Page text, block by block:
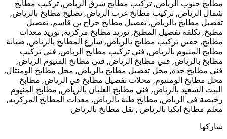
مطابخ جنوب الرياض, تركيب مطابخ شرق الرياض, تركيب مطابخ
شمال الرياض, تركيب مطابخ غرب الرياض, تصليح مطابخ بالرياض,
تفصيل مطابخ بالرياض, تفصيل مطابخ حراج بن قاسم, تفصيل
مطبخ, تكلفة تفصيل المطبخ, توريد مطابخ مركزية, توريد معدات
مطابخ, حقين تركيب مطابخ بالرياض, شارع المطابخ بالرياض, صيانة
مطابخ المنيوم بالرياض, فني تركيب مطابخ الرياض, فني تركيب
مطابخ بالرياض, فني مطابخ الرياض, فني مطابخ المنيوم الرياض,
فني مطابخ جدة, محل تفصيل مطابخ بالرياض, محل مطابخ الومنتال,
محل مطابخ الومنيوم, محلات تفصيل مطابخ في الرياض, مطابخ
البيت السعيد بالرياض, فنى مطابخ العليان بالرياض, مطابخ المنيوم
رخيصة في الرياض, مطابخ طنة بالرياض, معدات المطابخ المركزيه,
معلم مطابخ ايكيا بالرياض , نقل مطابخ بالرياض
شاركها